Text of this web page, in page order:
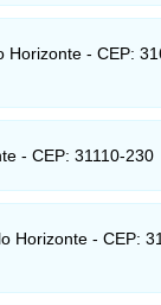
Horizonte - CEP:
- CEP: 31110-230
Horizonte - CEP: